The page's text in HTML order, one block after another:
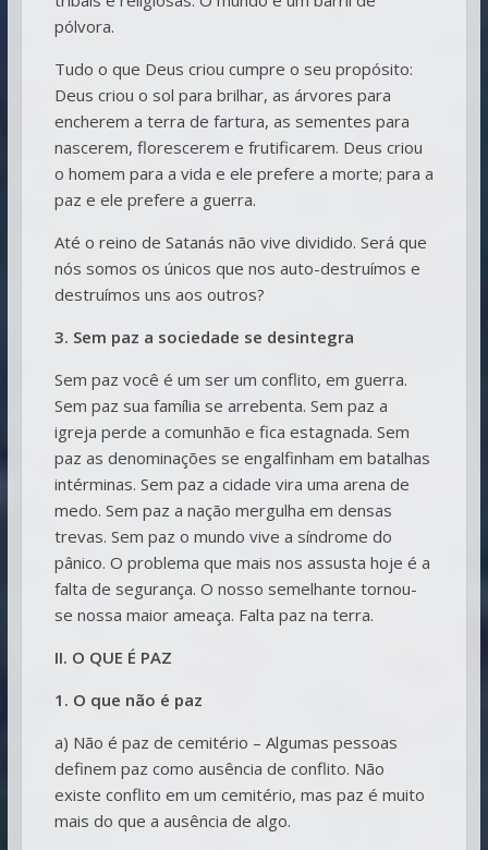
pólvora.
Tudo o que Deus criou cumpre o seu propósito:
Deus criou o sol para brilhar, as árvores para
encherem a terra de fartura, as sementes para
nascerem, florescerem e frutificarem. Deus criou
o homem para a vida e ele prefere a morte; para a
paz e ele prefere a guerra.
Até o reino de Satanás não vive dividido. Será que
nós somos os únicos que nos auto-destruímos e
destruímos uns aos outros?
3. Sem paz a sociedade se desintegra
Sem paz você é um ser um conflito, em guerra.
Sem paz sua família se arrebenta. Sem paz a
igreja perde a comunhão e fica estagnada. Sem
paz as denominações se engalfinham em batalhas
intérminas. Sem paz a cidade vira uma arena de
medo. Sem paz a nação mergulha em densas
trevas. Sem paz o mundo vive a síndrome do
pânico. O problema que mais nos assusta hoje é a
falta de segurança. O nosso semelhante tornou-
se nossa maior ameaça. Falta paz na terra.
II. O QUE É PAZ
1. O que não é paz
a) Não é paz de cemitério – Algumas pessoas
definem paz como ausência de conflito. Não
existe conflito em um cemitério, mas paz é muito
mais do que a ausência de algo.